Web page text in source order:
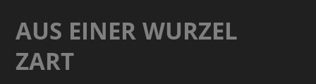
AUS EINER WURZEL
ZART